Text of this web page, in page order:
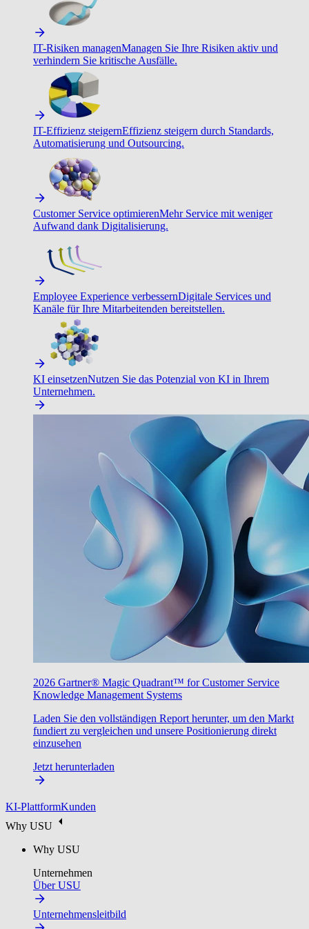
IT-Risiken managenManagen Sie Ihre Risiken aktiv und
verhindern Sie kritische Ausfälle.
IT-Effizienz steigernEffizienz steigern durch Standards,
Automatisierung und Outsourcing.
Customer Service optimierenMehr Service mit weniger
Aufwand dank Digitalisierung.
Employee Experience verbessernDigitale Services und
Kanäle für Ihre Mitarbeitenden bereitstellen.
KI einsetzenNutzen Sie das Potenzial von KI in Ihrem
Unternehmen.
2026 Gartner® Magic Quadrant™ for Customer Service
Knowledge Management Systems
Laden Sie den vollständigen Report herunter, um den Markt
fundiert zu vergleichen und unsere Positionierung direkt
einzusehen
Jetzt herunterladen
KI-PlattformKunden
Why USU
Why USU
Unternehmen
Über USU
Unternehmensleitbild